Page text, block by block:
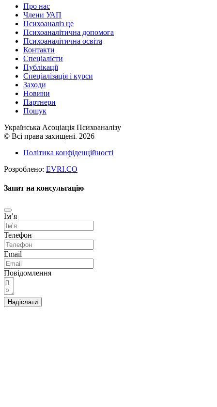
Про нас
Члени УАП
Психоаналіз це
Психоаналітична допомога
Психоаналітична освіта
Контакти
Спеціалісти
Публікації
Cпеціалізація і курси
Заходи
Новини
Партнери
Пошук
Українська Асоціація Психоаналізу
© Всі права захищені. 2026
Політика конфіденційності
Розроблено: EVRI.CO
Запит на консультацію
Імʼя
Телефон
Email
Повідомлення
Надіслати